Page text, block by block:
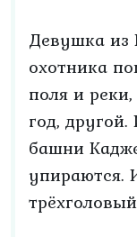
Девушка из
охотника
поля и
год,
башни
упираются.